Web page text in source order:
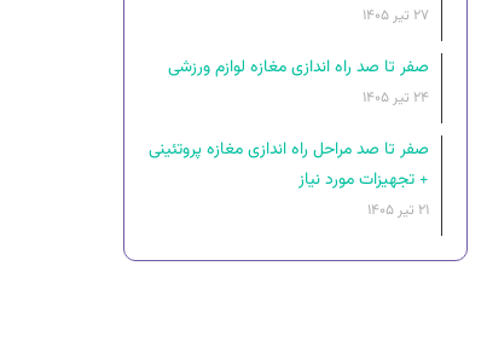
۲۷ تیر ۱۴۰۵
صفر تا صد راه اندازی مغازه لوازم ورزشی
۲۴ تیر ۱۴۰۵
صفر تا صد مراحل راه‌ اندازی مغازه پروتئینی
+ تجهیزات مورد نیاز
۲۱ تیر ۱۴۰۵